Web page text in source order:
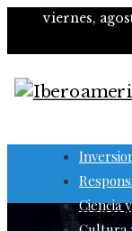
viernes,
Ciencia
Inversiones